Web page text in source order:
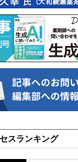
スランキング